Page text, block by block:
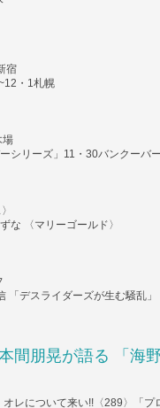
宿
・1札幌
場
シリーズ」11・30バンクーバー
な 〈マリーゴールド〉
「デスライダーズが生む騒乱」
間朋晃が語る 「海
レについて来い!!〈289〉「プ